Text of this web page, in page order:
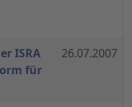
ISRA
für
26.07.2007